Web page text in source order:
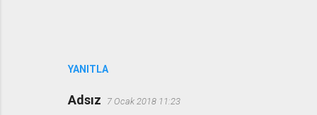
YANITLA
Adsız 7 Ocak 2018 11:23